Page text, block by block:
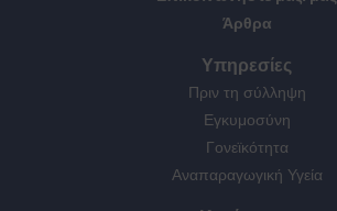
Άρθρα
Υπηρεσίες
Πριν τη σύλληψη
Εγκυμοσύνη
Γονεϊκότητα
Αναπαραγωγική Υγεία